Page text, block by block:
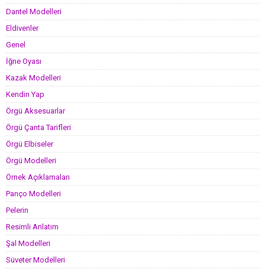
Dantel Modelleri
Eldivenler
Genel
İğne Oyası
Kazak Modelleri
Kendin Yap
Örgü Aksesuarlar
Örgü Çanta Tarifleri
Örgü Elbiseler
Örgü Modelleri
Örnek Açıklamaları
Panço Modelleri
Pelerin
Resimli Anlatım
Şal Modelleri
Süveter Modelleri